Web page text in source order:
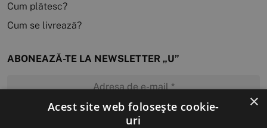
Cum plătesc?
Cum se livrează?
ABONEAZĂ-TE LA NEWSLETTER „U”
MĂ ABONEZ
×
Acest site web folosește cookie-
uri